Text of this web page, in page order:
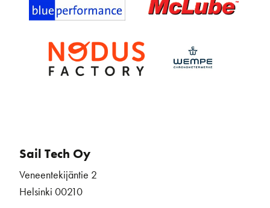
Sail Tech Oy
Veneentekijäntie 2
Helsinki 00210